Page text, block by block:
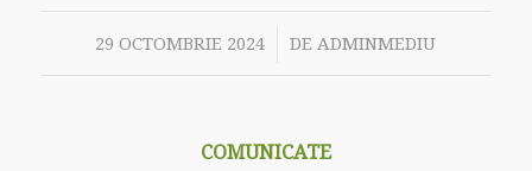
29 OCTOMBRIE 2024
/ DEADMINMEDIU
COMUNICATE